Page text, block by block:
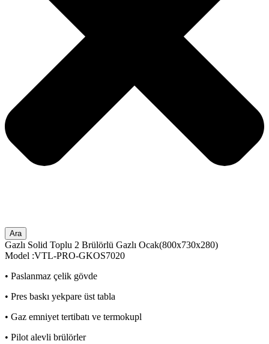
Ara
Gazlı Solid Toplu 2 Brülörlü Gazlı Ocak(800x730x280)
Model :VTL-PRO-GKOS7020
• Paslanmaz çelik gövde
• Pres baskı yekpare üst tabla
• Gaz emniyet tertibatı ve termokupl
• Pilot alevli brülörler